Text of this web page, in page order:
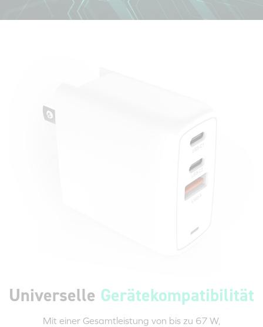
Universelle Gerätekompatibilität
Mit einer Gesamtleistung von bis zu 67 W,